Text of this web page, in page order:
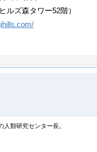
ルズ森タワー52階）
人類研究センター長。